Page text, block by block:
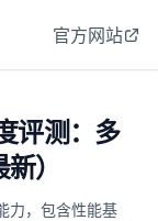
官方网站
评测：多
）
力，包含性能基